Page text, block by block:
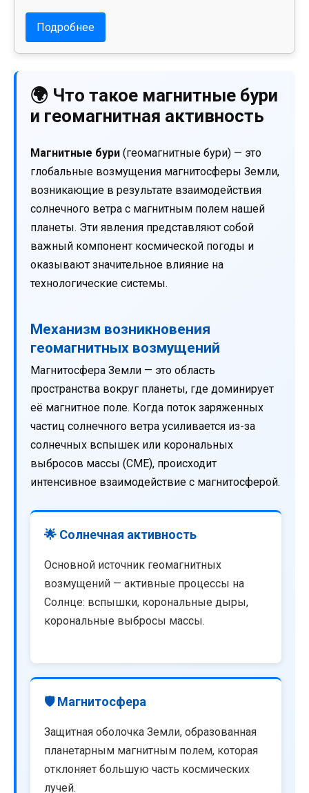
Подробнее
🌍 Что такое магнитные бури
и геомагнитная активность
Магнитные бури (геомагнитные бури) — это
глобальные возмущения магнитосферы Земли,
возникающие в результате взаимодействия
солнечного ветра с магнитным полем нашей
планеты. Эти явления представляют собой
важный компонент космической погоды и
оказывают значительное влияние на
технологические системы.
Механизм возникновения
геомагнитных возмущений
Магнитосфера Земли — это область
пространства вокруг планеты, где доминирует
её магнитное поле. Когда поток заряженных
частиц солнечного ветра усиливается из-за
солнечных вспышек или корональных
выбросов массы (CME), происходит
интенсивное взаимодействие с магнитосферой.
🌟 Солнечная активность
Основной источник геомагнитных
возмущений — активные процессы на
Солнце: вспышки, корональные дыры,
корональные выбросы массы.
🛡️ Магнитосфера
Защитная оболочка Земли, образованная
планетарным магнитным полем, которая
отклоняет большую часть космических
лучей.